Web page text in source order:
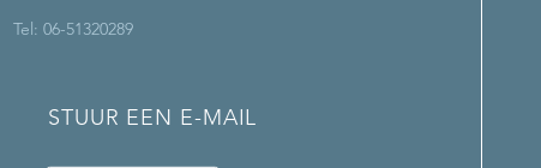
Tel: 06-51320289
STUUR EEN E-MAIL